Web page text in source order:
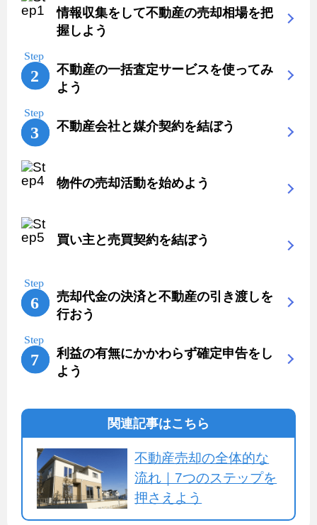
情報収集をして不動産の売却相場を把
握しよう
不動産の一括査定サービスを使ってみ
よう
不動産会社と媒介契約を結ぼう
物件の売却活動を始めよう
買い主と売買契約を結ぼう
売却代金の決済と不動産の引き渡しを
行おう
利益の有無にかかわらず確定申告をし
よう
関連記事はこちら
不動産売却の全体的な
流れ｜7つのステップを
押さえよう